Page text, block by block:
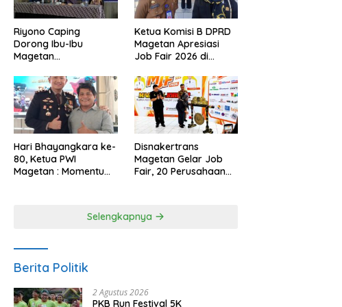
Riyono Caping
Dorong Ibu-Ibu
Magetan
Ikan, Perkuat Budaya
Gemar Makan Ikan
Ketua Komisi B DPRD
Magetan Apresiasi
Job Fair 2026 di
Anggaran
Hari Bhayangkara ke-
80, Ketua PWI
Magetan : Momentum
Disnakertrans
Magetan Gelar Job
Fair, 20 Perusahaan
Selengkapnya
Berita Politik
2 Agustus 2026
PKB Run Festival 5K